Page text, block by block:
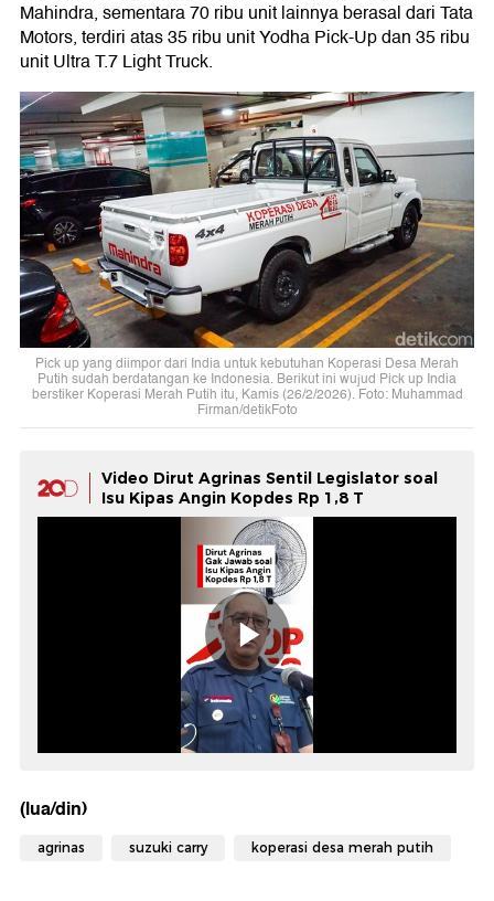
Mahindra, sementara 70 ribu unit lainnya berasal dari Tata
Motors, terdiri atas 35 ribu unit Yodha Pick-Up dan 35 ribu
unit Ultra T.7 Light Truck.
Pick up yang diimpor dari India untuk kebutuhan Koperasi Desa Merah
Putih sudah berdatangan ke Indonesia. Berikut ini wujud Pick up India
berstiker Koperasi Merah Putih itu, Kamis (26/2/2026). Foto: Muhammad
Firman/detikFoto
Video Dirut Agrinas Sentil Legislator soal
Isu Kipas Angin Kopdes Rp 1,8 T
(lua/din)
agrinas suzuki carry koperasi desa merah putih